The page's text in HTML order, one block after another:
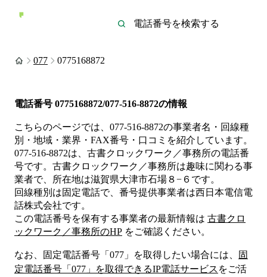
077 0775168872
電話番号 0775168872/077-516-8872の情報
こちらのページでは、 077-516-8872の事業者名・回線種
別・地域・業界・FAX番号・口コミを紹介しています。
077-516-8872は、 古書クロックワーク／事務所の電話番
号です。 古書クロックワーク／事務所は趣味に関わる事
業者で、所在地は滋賀県大津市石場８−６ です。
回線種別は固定電話で、番号提供事業者は西日本電信電
話株式会社です。
この電話番号を保有する事業者の最新情報は 古書クロ
ックワーク／事務所のHP をご確認ください。
なお、固定電話番号「 077 」を取得したい場合には、
固
定電話番号「 077 」を取得できるIP電話サービス をご活